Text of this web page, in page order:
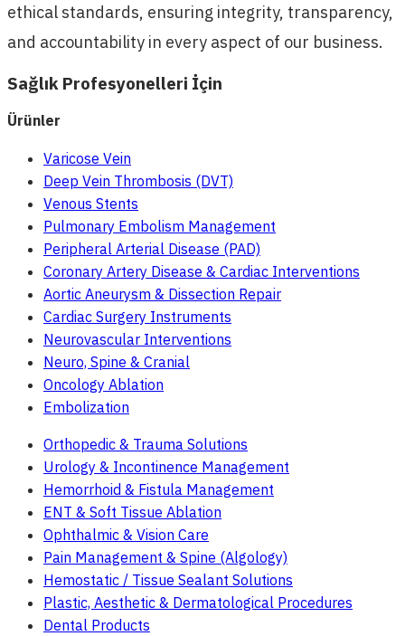
ethical standards, ensuring integrity, transparency,
and accountability in every aspect of our business.
Sağlık Profesyonelleri İçin
Ürünler
Varicose Vein
Deep Vein Thrombosis (DVT)
Venous Stents
Pulmonary Embolism Management
Peripheral Arterial Disease (PAD)
Coronary Artery Disease & Cardiac Interventions
Aortic Aneurysm & Dissection Repair
Cardiac Surgery Instruments
Neurovascular Interventions
Neuro, Spine & Cranial
Oncology Ablation
Embolization
Orthopedic & Trauma Solutions
Urology & Incontinence Management
Hemorrhoid & Fistula Management
ENT & Soft Tissue Ablation
Ophthalmic & Vision Care
Pain Management & Spine (Algology)
Hemostatic / Tissue Sealant Solutions
Plastic, Aesthetic & Dermatological Procedures
Dental Products